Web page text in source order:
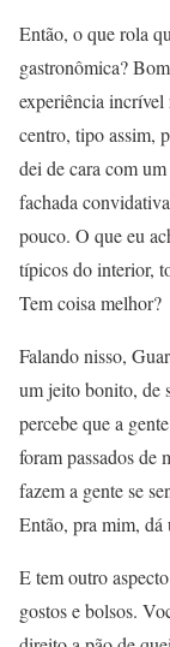
Então, o que rola
gastronômica?
experiência incrível
centro, tipo assim,
dei de cara com
fachada
pouco. O que eu
típicos do interior,
Tem coisa melhor?
Falando nisso,
um jeito bonito, de
percebe que a
foram passados de
fazem a gente se
Então, pra mim, dá
E tem outro
gostos e bolsos.